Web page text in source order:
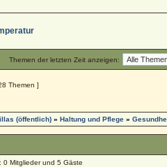
Themen der letzten Zeit anzeigen:
Themen ]
(öffentlich) »Haltung und Pflege »
0 Mitglieder und 5 Gäste